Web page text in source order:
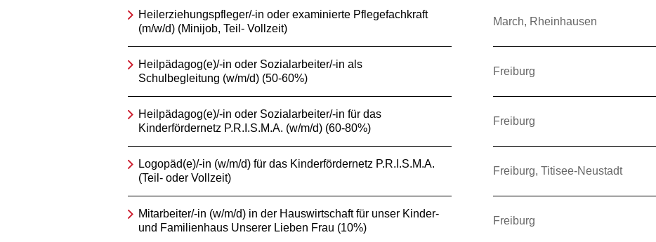
Heilerziehungspfleger/-in oder examinierte Pflegefachkraft
(m/w/d) (Minijob, Teil- Vollzeit)
March, Rheinhausen
Heilpädagog(e)/-in oder Sozialarbeiter/-in als
Schulbegleitung (w/m/d) (50-60%)
Freiburg
Heilpädagog(e)/-in oder Sozialarbeiter/-in für das
Kinderfördernetz P.R.I.S.M.A. (w/m/d) (60-80%)
Freiburg
Logopäd(e)/-in (w/m/d) für das Kinderfördernetz P.R.I.S.M.A.
(Teil- oder Vollzeit)
Freiburg, Titisee-Neustadt
Mitarbeiter/-in (w/m/d) in der Hauswirtschaft für unser Kinder-
und Familienhaus Unserer Lieben Frau (10%)
Freiburg